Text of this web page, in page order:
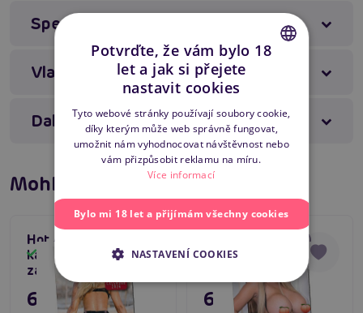
Rozložený rozměr - 297 x 420 mm
#erotický kalendář
#sexy kalendář
#nahý kalendář
Máte dotaz k produktu? Zašlete nám zprávu
Specifikace produktu
Vlastnosti produktu
Další informace
Mohlo by se líbit
Hot Ass (2026),
kalendář krásné sexy
zadečky
69 Kč
Big Boobs (2026),
kalendář velká prsa
Skladem
69 Kč
ENGLISH
Potvrďte, že vám bylo 18
let a jak si přejete
nastavit cookies
Tyto webové stránky používají soubory cookie,
díky kterým může web správně fungovat,
umožnit nám vyhodnocovat návštěvnost nebo
vám přizpůsobit reklamu na míru.
Více informací
Bylo mi 18 let a přijímám všechny cookies
NASTAVENÍ COOKIES